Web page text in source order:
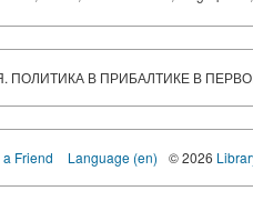
ПОЛИТИКА В ПРИБАЛТИКЕ В
a Friend Language (en) © 2026